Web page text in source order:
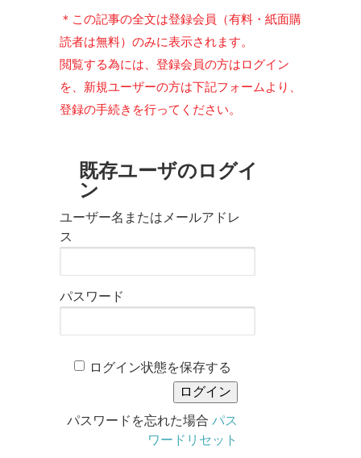
＊この記事の全文は登録会員（有料・紙面購
読者は無料）のみに表示されます。
閲覧する為には、登録会員の方はログイン
を、新規ユーザーの方は下記フォームより、
登録の手続きを行ってください。
既存ユーザのログイ
ン
ユーザー名またはメールアドレ
ス
パスワード
ログイン状態を保存する
パスワードを忘れた場合 パス
ワードリセット